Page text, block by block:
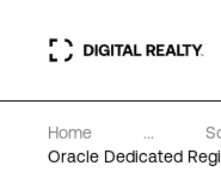
数据中心
Home ...
Oracle Dedicated